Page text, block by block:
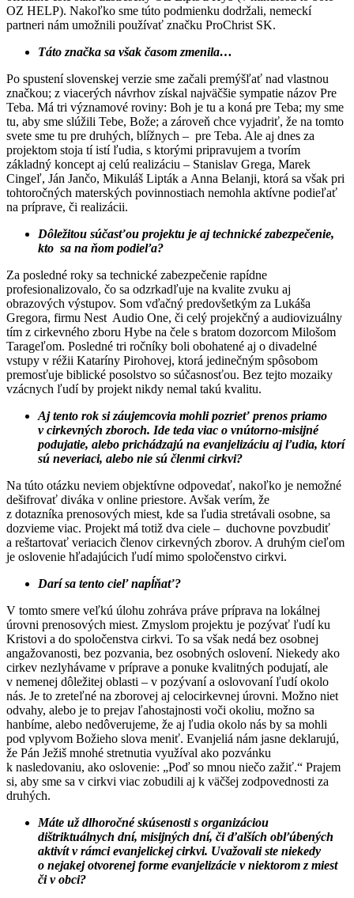
OZ HELP). Nakoľko sme túto podmienku dodržali, nemeckí
partneri nám umožnili používať značku ProChrist SK.
Táto značka sa však časom zmenila…
Po spustení slovenskej verzie sme začali premýšľať nad vlastnou
značkou; z viacerých návrhov získal najväčšie sympatie názov Pre
Teba. Má tri významové roviny: Boh je tu a koná pre Teba; my sme
tu, aby sme slúžili Tebe, Bože; a zároveň chce vyjadriť, že na tomto
svete sme tu pre druhých, blížnych – pre Teba. Ale aj dnes za
projektom stoja tí istí ľudia, s ktorými pripravujem a tvorím
základný koncept aj celú realizáciu – Stanislav Grega, Marek
Cingeľ, Ján Jančo, Mikuláš Lipták a Anna Belanji, ktorá sa však pri
tohtoročných materských povinnostiach nemohla aktívne podieľať
na príprave, či realizácii.
Dôležitou súčasťou projektu je aj technické zabezpečenie,
kto sa na ňom podieľa?
Za posledné roky sa technické zabezpečenie rapídne
profesionalizovalo, čo sa odzrkadľuje na kvalite zvuku aj
obrazových výstupov. Som vďačný predovšetkým za Lukáša
Gregora, firmu Nest Audio One, či celý projekčný a audiovizuálny
tím z cirkevného zboru Hybe na čele s bratom dozorcom Milošom
Tarageľom. Posledné tri ročníky boli obohatené aj o divadelné
vstupy v réžii Kataríny Pirohovej, ktorá jedinečným spôsobom
premosťuje biblické posolstvo so súčasnosťou. Bez tejto mozaiky
vzácnych ľudí by projekt nikdy nemal takú kvalitu.
Aj tento rok si záujemcovia mohli pozrieť prenos priamo
v cirkevných zboroch. Ide teda viac o vnútorno-misijné
podujatie, alebo prichádzajú na evanjelizáciu aj ľudia, ktorí
sú neveriaci, alebo nie sú členmi cirkvi?
Na túto otázku neviem objektívne odpovedať, nakoľko je nemožné
dešifrovať diváka v online priestore. Avšak verím, že
z dotazníka prenosových miest, kde sa ľudia stretávali osobne, sa
dozvieme viac. Projekt má totiž dva ciele – duchovne povzbudiť
a reštartovať veriacich členov cirkevných zborov. A druhým cieľom
je oslovenie hľadajúcich ľudí mimo spoločenstvo cirkvi.
Darí sa tento cieľ napĺňať?
V tomto smere veľkú úlohu zohráva práve príprava na lokálnej
úrovni prenosových miest. Zmyslom projektu je pozývať ľudí ku
Kristovi a do spoločenstva cirkvi. To sa však nedá bez osobnej
angažovanosti, bez pozvania, bez osobných oslovení. Niekedy ako
cirkev nezlyhávame v príprave a ponuke kvalitných podujatí, ale
v nemenej dôležitej oblasti – v pozývaní a oslovovaní ľudí okolo
nás. Je to zreteľné na zborovej aj celocirkevnej úrovni. Možno niet
odvahy, alebo je to prejav ľahostajnosti voči okoliu, možno sa
hanbíme, alebo nedôverujeme, že aj ľudia okolo nás by sa mohli
pod vplyvom Božieho slova meniť. Evanjeliá nám jasne deklarujú,
že Pán Ježiš mnohé stretnutia využíval ako pozvánku
k nasledovaniu, ako oslovenie: „Poď so mnou niečo zažiť.“ Prajem
si, aby sme sa v cirkvi viac zobudili aj k väčšej zodpovednosti za
druhých.
Máte už dlhoročné skúsenosti s organizáciou
dištriktuálnych dní, misijných dní, či ďalších obľúbených
aktivít v rámci evanjelickej cirkvi. Uvažovali ste niekedy
o nejakej otvorenej forme evanjelizácie v niektorom z miest
či v obci?